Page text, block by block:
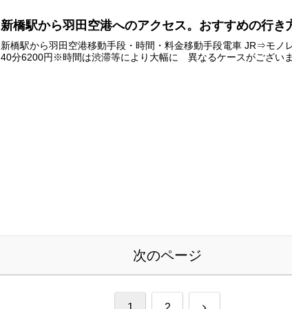
新橋駅から羽田空港へのアクセス。おすすめの行き
新橋駅から羽田空港移動手段・時間・料金移動手段電車 JR⇒モ
40分6200円※時間は渋滞等により大幅に 異なるケースがござい
次のページ
次